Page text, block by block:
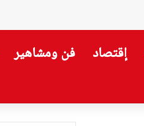
إقتصاد فن ومشاهير